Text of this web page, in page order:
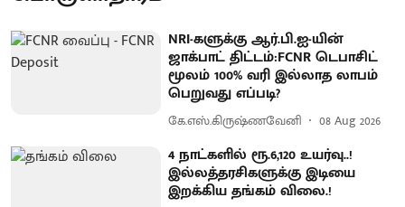
NRI-களுக்கு ஆர்.பி.ஐ-யின்
ஜாக்பாட் திட்டம்:FCNR டெபாசிட்
மூலம் 100% வரி இல்லாத லாபம்
பெறுவது எப்படி?
கே.எஸ்.கிருஷ்ணவேனி 08 Aug 2026
4 நாட்களில் ரூ.6,120 உயர்வு..!
இல்லத்தரசிகளுக்கு இடியை
இறக்கிய தங்கம் விலை.!